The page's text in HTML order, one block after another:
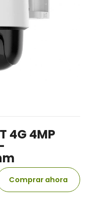
4G 4MP
Comprar ahora